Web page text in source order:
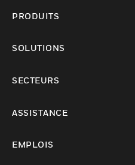
PRODUITS
SOLUTIONS
SECTEURS
ASSISTANCE
EMPLOIS